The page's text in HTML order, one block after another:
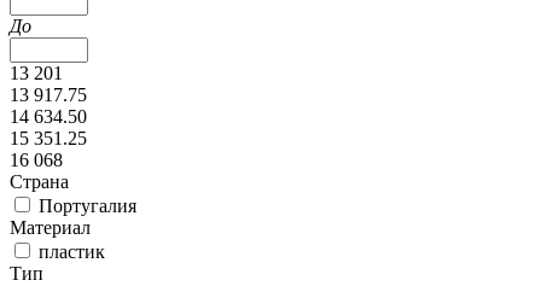
До
13 201
13 917.75
14 634.50
15 351.25
16 068
Страна
Португалия
Материал
пластик
Тип